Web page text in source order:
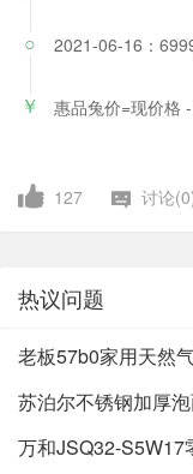
○ 2021-06-16：
￥ 惠品兔价=现价格
127 讨论
热议问题
老板57b0家用天然
苏泊尔不锈钢加厚
万和JSQ32-S5W17